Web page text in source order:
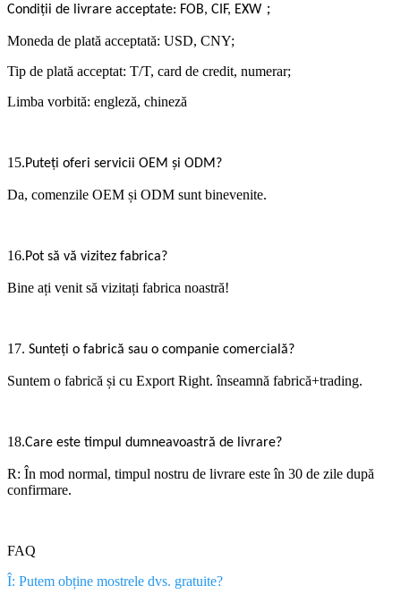
Condiții de livrare acceptate: FOB, CIF, EXW ；
Moneda de plată acceptată: USD, CNY;
Tip de plată acceptat: T/T, card de credit, numerar;
Limba vorbită: engleză, chineză
15.Puteți oferi servicii OEM și ODM?
Da, comenzile OEM și ODM sunt binevenite.
16.Pot să vă vizitez fabrica?
Bine ați venit să vizitați fabrica noastră!
17. Sunteți o fabrică sau o companie comercială?
Suntem o fabrică și cu Export Right. înseamnă fabrică+trading.
18.Care este timpul dumneavoastră de livrare?
R: În mod normal, timpul nostru de livrare este în 30 de zile după
confirmare.
FAQ
Î: Putem obține mostrele dvs. gratuite?